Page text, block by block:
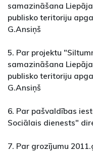
samazināšana
publisko teritoriju
G.Ansiņš
5. Par projektu
samazināšana
publisko teritoriju
G.Ansiņš
6. Par pašvaldības
Sociālais dienests"
7. Par grozījumu